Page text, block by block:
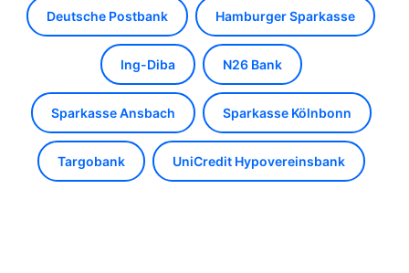
Deutsche Postbank Hamburger Sparkasse
Ing-Diba N26 Bank
Sparkasse Ansbach Sparkasse Kölnbonn
Targobank UniCredit Hypovereinsbank